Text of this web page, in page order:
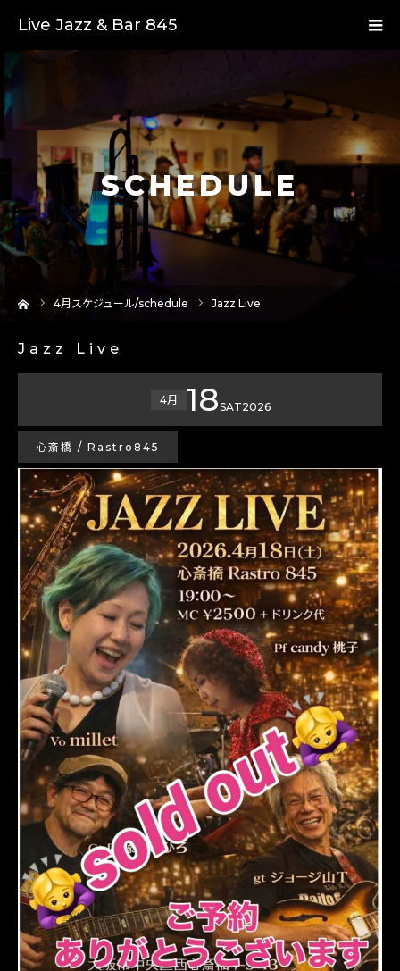
Live Jazz & Bar 845
SCHEDULE
4月スケジュール/schedule Jazz Live
Jazz Live
4月 18SAT2026
心斎橋 / Rastro845